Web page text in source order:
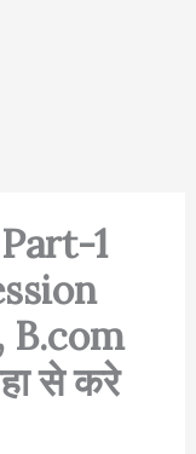
1
B.com
से करे